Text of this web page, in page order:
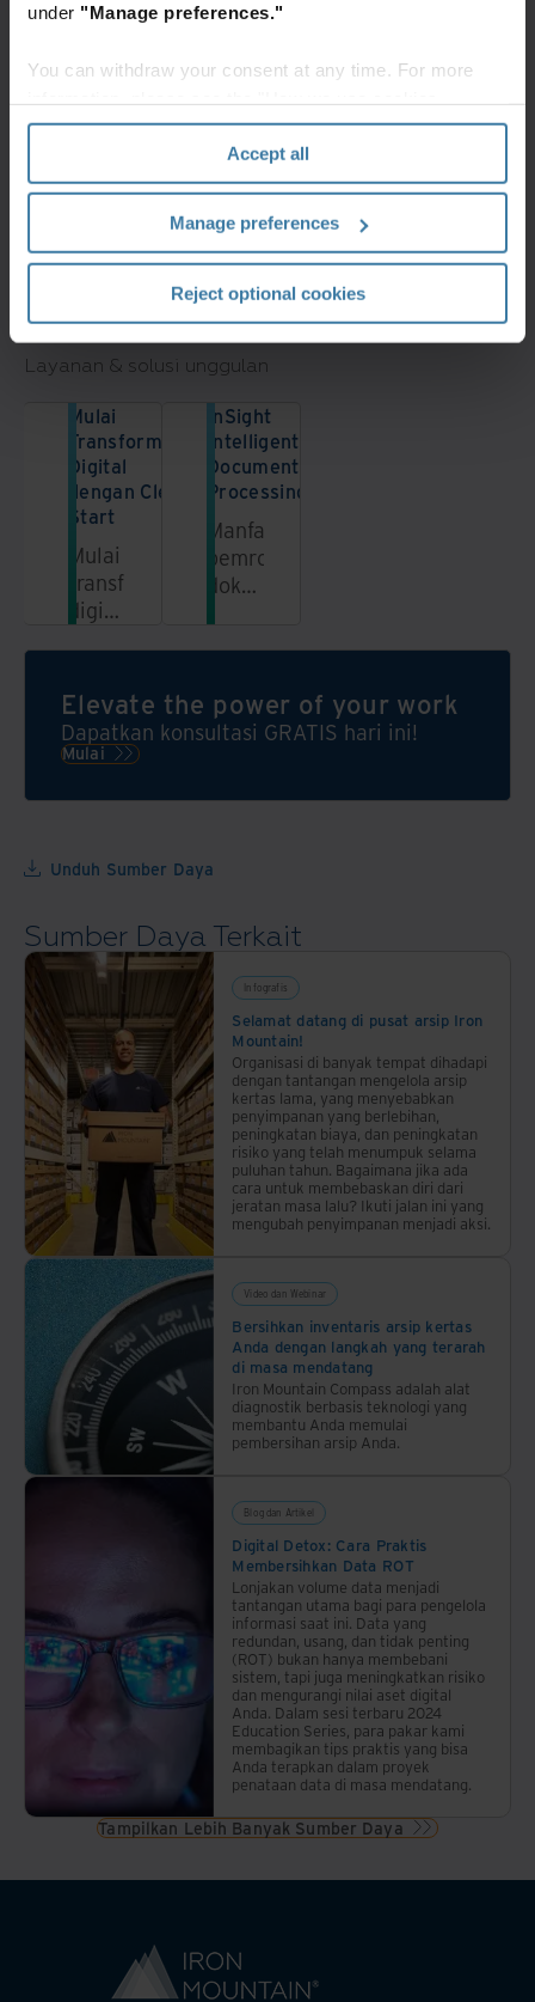
under "Manage preferences."
You can withdraw your consent at any time. For more
section" of ourPrivacy Policy.
Accept all
Manage preferences
Reject optional cookies
Layanan & solusi unggulan
Mulai
Transformasi
Digital
dengan Clean
Start
Mulai
transformasi
digital
penataan
arsip,
menyingkirkan
/ aset
yang
tidak
men-
digitalisasi
dan
penataan
ulang
kantor.
InSight
Intelligent
Document
Processing
Manfaatkan
pemrosesan
dokumen
otomatisasi
alur
kerja
Mountain
mengotomatiskan
back
office,
mengurangi
beban
IT,
menghindari
Capital
Investment,
serta
mengurangi
biaya
pengoperasian.
Elevate the power of your work
Dapatkan konsultasi GRATIS hari ini!
Mulai
Unduh Sumber Daya
Sumber Daya Terkait
Infografis
Selamat datang di pusat arsip Iron
Mountain!
Organisasi di banyak tempat dihadapi
dengan tantangan mengelola arsip
kertas lama, yang menyebabkan
penyimpanan yang berlebihan,
peningkatan biaya, dan peningkatan
risiko yang telah menumpuk selama
puluhan tahun. Bagaimana jika ada
cara untuk membebaskan diri dari
jeratan masa lalu? Ikuti jalan ini yang
mengubah penyimpanan menjadi aksi.
Video dan Webinar
Bersihkan inventaris arsip kertas
Anda dengan langkah yang terarah
di masa mendatang
Iron Mountain Compass adalah alat
diagnostik berbasis teknologi yang
membantu Anda memulai
pembersihan arsip Anda.
Blog dan Artikel
Digital Detox: Cara Praktis
Membersihkan Data ROT
Lonjakan volume data menjadi
tantangan utama bagi para pengelola
informasi saat ini. Data yang
redundan, usang, dan tidak penting
(ROT) bukan hanya membebani
sistem, tapi juga meningkatkan risiko
dan mengurangi nilai aset digital
Anda. Dalam sesi terbaru 2024
Education Series, para pakar kami
membagikan tips praktis yang bisa
Anda terapkan dalam proyek
penataan data di masa mendatang.
Tampilkan Lebih Banyak Sumber Daya